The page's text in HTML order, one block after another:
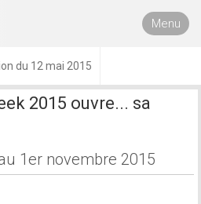
Menu
du 12 mai 2015
2015 ouvre... sa
1er novembre 2015